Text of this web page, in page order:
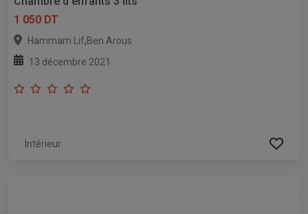
1 050 DT
Hammam Lif,Ben Arous
13 décembre 2021
Intérieur